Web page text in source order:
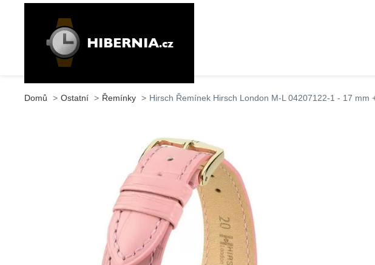
Domů Ostatní Řemínky Hirsch Řemínek Hirsch London M-L 04207122-1 - 17 mm